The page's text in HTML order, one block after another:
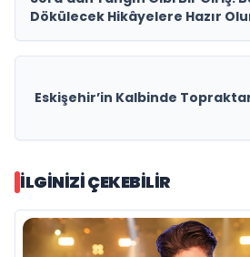
Dökülecek Hikâyelere Hazır
Eskişehir’in Kalbinde
İLGINIZI ÇEKEBILIR